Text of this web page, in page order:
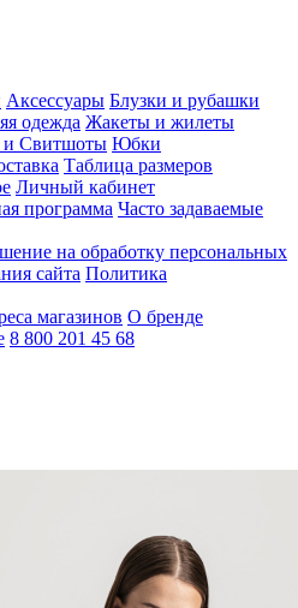
Аксессуары Блузки и рубашки
одежда Жакеты и жилеты
и Свитшоты Юбки
Таблица размеров
Личный кабинет
программа Часто задаваемые
на обработку персональных
сайта Политика
магазинов О бренде
8 800 201 45 68